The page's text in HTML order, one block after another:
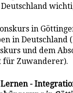
in
in Deutschland
und dem
für Zuwanderer).
Lernen -